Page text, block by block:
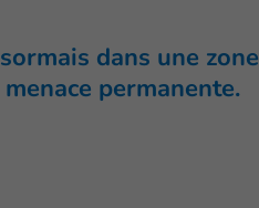
dans une zone
permanente.